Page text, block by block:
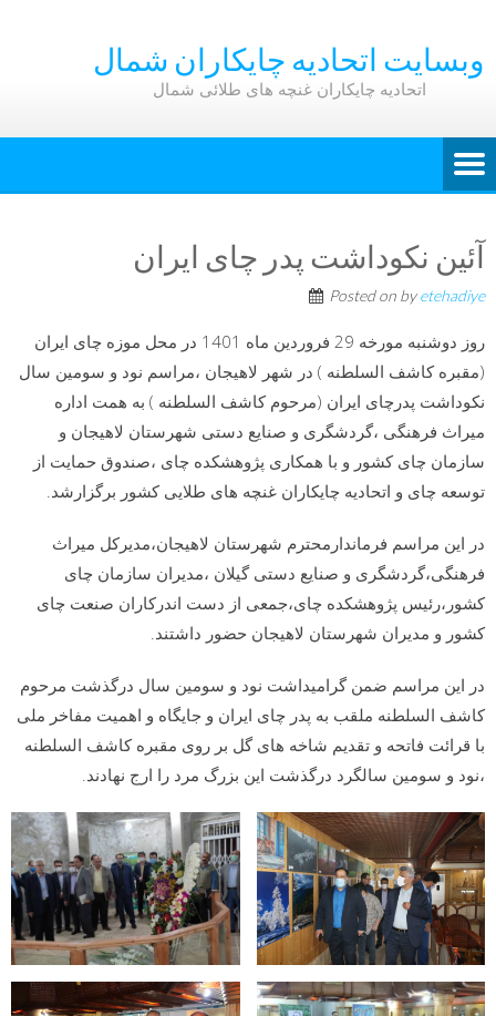
وبسایت اتحادیه چایکاران شمال
اتحادیه چایکاران غنچه های طلائی شمال
آئین نکوداشت پدر چای ایران
Posted on byetehadiye
روز دوشنبه مورخه 29 فروردین ماه 1401 در محل موزه چای ایران
(مقبره کاشف السلطنه ) در شهر لاهیجان ،مراسم نود و سومین سال
نکوداشت پدرچای ایران (مرحوم کاشف السلطنه ) به همت اداره
میراث فرهنگی ،گردشگری و صنایع دستی شهرستان لاهیجان و
سازمان چای کشور و با همکاری پژوهشکده چای ،صندوق حمایت از
توسعه چای و اتحادیه چایکاران غنچه های طلایی کشور برگزارشد.
در این مراسم فرماندارمحترم شهرستان لاهیجان،مدیرکل میراث
فرهنگی،گردشگری و صنایع دستی گیلان ،مدیران سازمان چای
کشور،رئیس پژوهشکده چای،جمعی از دست اندرکاران صنعت چای
کشور و مدیران شهرستان لاهیجان حضور داشتند.
در این مراسم ضمن گرامیداشت نود و سومین سال درگذشت مرحوم
کاشف السلطنه ملقب به پدر چای ایران و جایگاه و اهمیت مفاخر ملی
با قرائت فاتحه و تقدیم شاخه های گل بر روی مقبره کاشف السلطنه
،نود و سومین سالگرد درگذشت این بزرگ مرد را ارج نهادند.